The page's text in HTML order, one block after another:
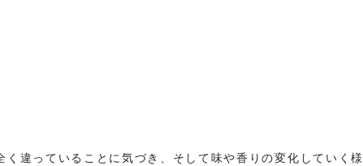
く違っていることに気づき、そして味や香りの変化していく